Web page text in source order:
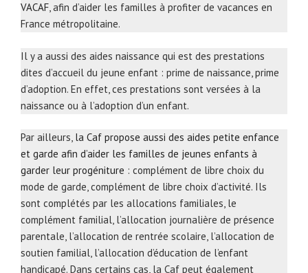
VACAF, afin d’aider les familles à profiter de vacances en
France métropolitaine.
Il y a aussi des aides naissance qui est des prestations
dites d’accueil du jeune enfant : prime de naissance, prime
d’adoption. En effet, ces prestations sont versées à la
naissance ou à l’adoption d’un enfant.
Par ailleurs, la Caf propose aussi des aides petite enfance
et garde afin d’aider les familles de jeunes enfants à
garder leur progéniture : complément de libre choix du
mode de garde, complément de libre choix d’activité. Ils
sont complétés par les allocations familiales, le
complément familial, l’allocation journalière de présence
parentale, l’allocation de rentrée scolaire, l’allocation de
soutien familial, l’allocation d’éducation de l’enfant
handicapé. Dans certains cas, la Caf peut également